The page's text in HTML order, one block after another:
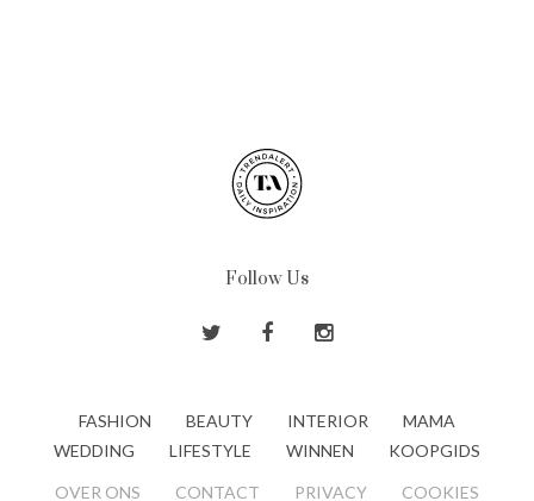
Follow Us
FASHION BEAUTY INTERIOR
MAMA
WEDDING
LIFESTYLE WINNEN KOOPGIDS
OVER ONS CONTACT PRIVACY COOKIES